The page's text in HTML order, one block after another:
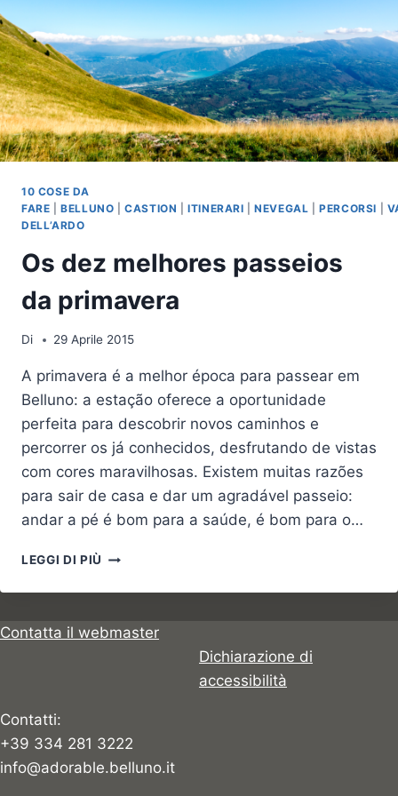
10 COSE DA
FARE |BELLUNO |CASTION |ITINERARI |NEVEGAL |PERCORSI
DELL’ARDO
Os dez melhores passeios
da primavera
Di 29 Aprile 2015
A primavera é a melhor época para passear em
Belluno: a estação oferece a oportunidade
perfeita para descobrir novos caminhos e
percorrer os já conhecidos, desfrutando de vistas
com cores maravilhosas. Existem muitas razões
para sair de casa e dar um agradável passeio:
andar a pé é bom para a saúde, é bom para o…
LEGGI DI PIÙ OS
MELHORES
DA
Contatta il webmaster
Dichiarazione di
accessibilità
Contatti:
+39 334 281 3222
info@adorable.belluno.it